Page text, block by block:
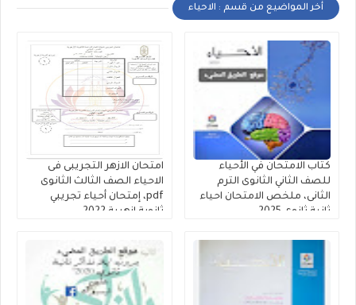
أخر المواضيع من قسم : الاحياء
كتاب الامتحان في الأحياء
للصف الثاني الثانوى الترم
الثانى، ملخص الامتحان احياء
ثانية ثانوى 2025
امتحان الازهر التجريبى فى
الاحياء الصف الثالث الثانوى
pdf، إمتحان أحياء تجريبي
ثانوية ازهرية 2022